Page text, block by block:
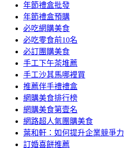
年節禮盒批發
年節禮盒預購
必吃網購美食
必吃零食前10名
必訂團購美食
手工下午茶堆薦
手工沙其馬哪裡買
推薦伴手禮禮盒
網購美食排行榜
網購美食第壹名
網路超人氣團購美食
葉和軒：如何提升企業競爭力
訂婚喜餅推薦